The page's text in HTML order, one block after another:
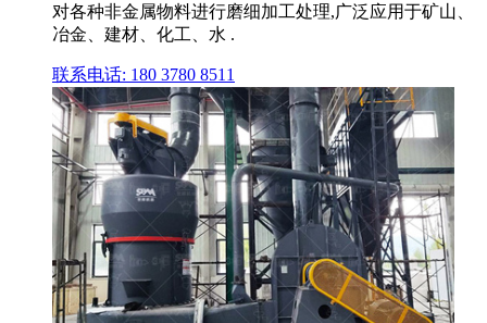
对各种非金属物料进行磨细加工处理,广泛应用于矿山、
冶金、建材、化工、水 .
联系电话: 180 3780 8511